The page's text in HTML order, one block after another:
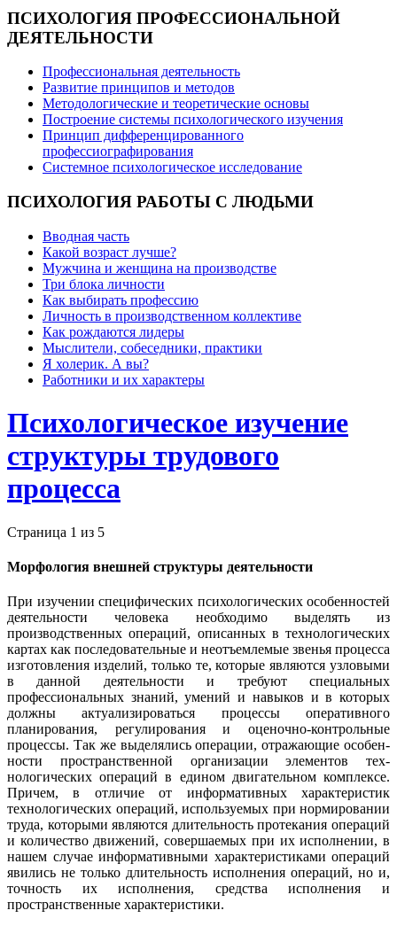
ПСИХОЛОГИЯ ПРОФЕССИОНАЛЬНОЙ
ДЕЯТЕЛЬНОСТИ
Профессиональная деятельность
Развитие принципов и методов
Методологические и теоретические основы
Построение системы психологического изучения
Принцип дифференцированного
профессиографирования
Системное психологическое исследование
ПСИХОЛОГИЯ РАБОТЫ С ЛЮДЬМИ
Вводная часть
Какой возраст лучше?
Мужчина и женщина на производстве
Три блока личности
Как выбирать профессию
Личность в производственном коллективе
Как рождаются лидеры
Мыслители, собеседники, практики
Я холерик. А вы?
Работники и их характеры
Психологическое изучение
структуры трудового
процесса
Страница 1 из 5
Морфология внешней структуры деятельности
При изучении специфических психологических особен­ностей
деятельности человека необходимо выделять из
производственных операций, описанных в техноло­гических
картах как последовательные и неотъемле­мые звенья процесса
изготовления изделий, только те, которые являются узловыми
в данной деятельно­сти и требуют специальных
профессиональных зна­ний, умений и навыков и в которых
должны актуа­лизироваться процессы оперативного
планирования, регулирования и оценочно-контрольные
процессы. Так же выделялись операции, отражающие особен­
ности пространственной организации элементов тех­
нологических операций в едином двигательном ком­плексе.
Причем, в отличие от информативных характеристик
технологических операций, используе­мых при нормировании
труда, которыми являются длительность протекания операций
и количество дви­жений, совершаемых при их исполнении, в
нашем случае информативными характеристи­ками операций
явились не только длительность ис­полнения операций, но и,
точность их исполнения, средства исполнения и
пространственные характери­стики.